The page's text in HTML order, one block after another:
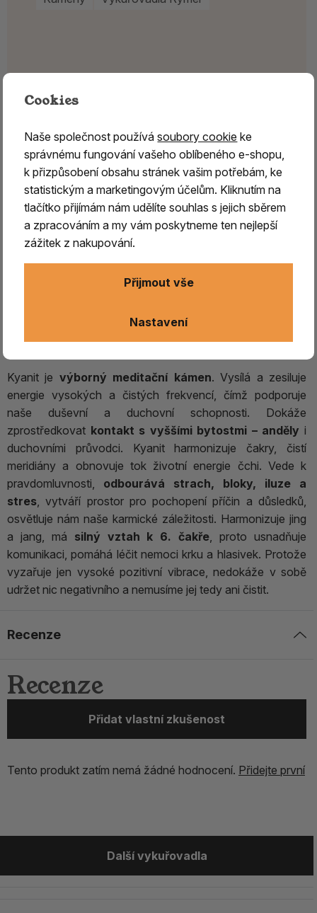
KYANIT Brazílie 4
Kyanit je výborný meditační kámen. Vysílá a zesiluje
energie vysokých a čistých frekvencí, čímž podporuje
naše duševní a duchovní schopnosti. Dokáže
zprostředkovat kontakt s vyššími bytostmi – anděly i
duchovními průvodci. Kyanit harmonizuje čakry, čistí
meridiány a obnovuje tok životní energie čchi. Vede k
pravdomluvnosti, odbourává strach, bloky, iluze a
stres, vytváří prostor pro pochopení příčin a důsledků,
osvětluje nám naše karmické záležitosti. Harmonizuje jing
a jang, má silný vztah k 6. čakře, proto usnadňuje
komunikaci, pomáhá léčit nemoci krku a hlasivek. Protože
vyzařuje jen vysoké pozitivní vibrace, nedokáže v sobě
udržet nic negativního a nemusíme jej tedy ani čistit.
Recenze
Recenze
Přidat vlastní zkušenost
Tento produkt zatím nemá žádné hodnocení. Přidejte první
Další vykuřovadla
Cookies
Naše společnost používásoubory cookie ke
správnému fungování vašeho oblíbeného e-shopu,
k přizpůsobení obsahu stránek vašim potřebám, ke
statistickým a marketingovým účelům. Kliknutím na
tlačítko přijímám nám udělíte souhlas s jejich sběrem
a zpracováním a my vám poskytneme ten nejlepší
zážitek z nakupování.
Nastavení
Přijmout vše